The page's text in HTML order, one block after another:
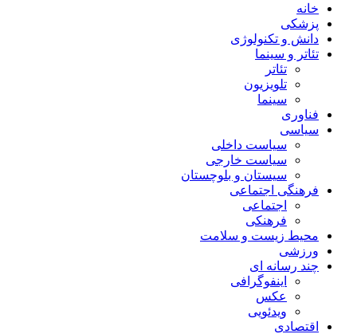
خانه
پزشکی
دانش و تکنولوژی
تئاتر و سینما
تئاتر
تلویزیون
سینما
فناوری
سیاسی
سیاست داخلی
سیاست خارجی
سیستان و بلوچستان
فرهنگی اجتماعی
اجتماعی
فرهنکی
محیط زیست و سلامت
ورزشی
چند رسانه ای
اینفوگرافی
عکس
ویدئویی
اقتصادی